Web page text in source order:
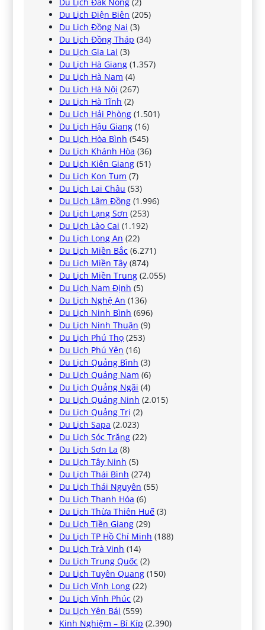
Du Lịch Đắk Nông (2)
Du Lịch Điện Biên (205)
Du Lịch Đồng Nai (3)
Du Lịch Đồng Tháp (34)
Du Lịch Gia Lai (3)
Du Lịch Hà Giang (1.357)
Du Lịch Hà Nam (4)
Du Lịch Hà Nội (267)
Du Lịch Hà Tĩnh (2)
Du Lịch Hải Phòng (1.501)
Du Lịch Hậu Giang (16)
Du Lịch Hòa Bình (545)
Du Lịch Khánh Hòa (36)
Du Lịch Kiên Giang (51)
Du Lịch Kon Tum (7)
Du Lịch Lai Châu (53)
Du Lịch Lâm Đồng (1.996)
Du Lịch Lạng Sơn (253)
Du Lịch Lào Cai (1.192)
Du Lịch Long An (22)
Du Lịch Miền Bắc (6.271)
Du Lịch Miền Tây (874)
Du Lịch Miền Trung (2.055)
Du Lịch Nam Định (5)
Du Lịch Nghệ An (136)
Du Lịch Ninh Bình (696)
Du Lịch Ninh Thuận (9)
Du Lịch Phú Thọ (253)
Du Lịch Phú Yên (16)
Du Lịch Quảng Bình (3)
Du Lịch Quảng Nam (6)
Du Lịch Quảng Ngãi (4)
Du Lịch Quảng Ninh (2.015)
Du Lịch Quảng Trị (2)
Du Lịch Sapa (2.023)
Du Lịch Sóc Trăng (22)
Du Lịch Sơn La (8)
Du Lịch Tây Ninh (5)
Du Lịch Thái Bình (274)
Du Lịch Thái Nguyên (55)
Du Lịch Thanh Hóa (6)
Du Lịch Thừa Thiên Huế (3)
Du Lịch Tiền Giang (29)
Du Lịch TP Hồ Chí Minh (188)
Du Lịch Trà Vinh (14)
Du Lịch Trung Quốc (2)
Du Lịch Tuyên Quang (150)
Du Lịch Vĩnh Long (22)
Du Lịch Vĩnh Phúc (2)
Du Lịch Yên Bái (559)
Kinh Nghiệm – Bí Kíp (2.390)